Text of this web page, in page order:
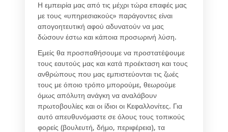
Η εμπειρία μας από τις μέχρι τώρα επαφές μας
με τους «υπηρεσιακούς» παράγοντες είναι
απογοητευτική αφού αδυνατούν να μας
δώσουν έστω και κάποια προσωρινή λύση.
Εμείς θα προσπαθήσουμε να προστατέψουμε
τους εαυτούς μας και κατά προέκταση και τους
ανθρώπους που μας εμπιστεύονται τις ζωές
τους με όποιο τρόπο μπορούμε, θεωρούμε
όμως απόλυτη ανάγκη να αναλάβουν
πρωτοβουλίες και οι ίδιοι οι Κεφαλλονίτες. Για
αυτό απευθυνόμαστε σε όλους τους τοπικούς
φορείς (βουλευτή, δήμο, περιφέρεια), τα